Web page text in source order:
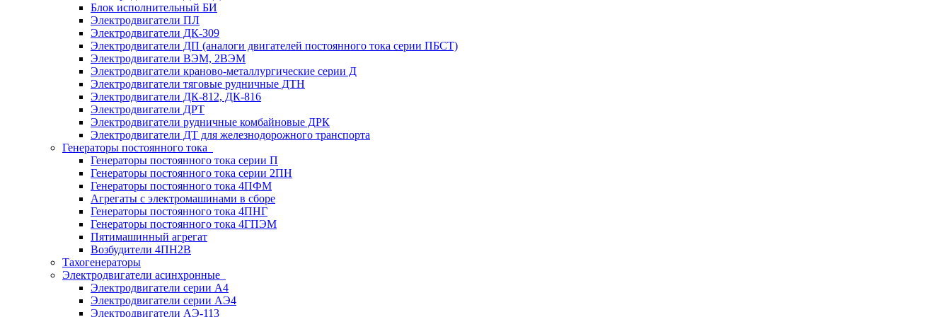
Блок исполнительный БИ
Электродвигатели ПЛ
Электродвигатели ДК-309
Электродвигатели ДП (аналоги двигателей постоянного тока серии ПБСТ)
Электродвигатели ВЭМ, 2ВЭМ
Электродвигатели краново-металлургические серии Д
Электродвигатели тяговые рудничные ДТН
Электродвигатели ДК-812, ДК-816
Электродвигатели ДРТ
Электродвигатели рудничные комбайновые ДРК
Электродвигатели ДТ для железнодорожного транспорта
Генераторы постоянного тока
Генераторы постоянного тока серии П
Генераторы постоянного тока серии 2ПН
Генераторы постоянного тока 4ПФМ
Агрегаты с электромашинами в сборе
Генераторы постоянного тока 4ПНГ
Генераторы постоянного тока 4ГПЭМ
Пятимашинный агрегат
Возбудители 4ПН2В
Тахогенераторы
Электродвигатели асинхронные
Электродвигатели серии А4
Электродвигатели серии АЭ4
Электродвигатели АЭ-113